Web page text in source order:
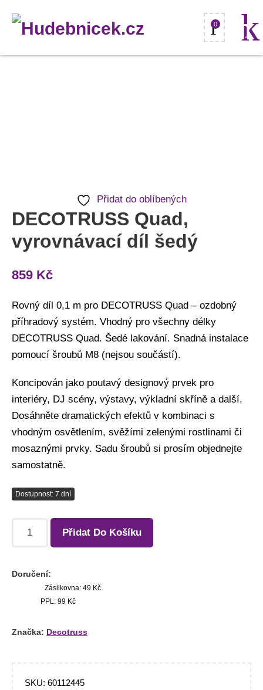
0
Přidat do oblíbených
DECOTRUSS Quad,
vyrovnávací díl šedý
859 Kč
Rovný díl 0,1 m pro DECOTRUSS Quad – ozdobný
příhradový systém. Vhodný pro všechny délky
DECOTRUSS Quad. Šedé lakování. Snadná instalace
pomoucí šroubů M8 (nejsou součástí).
Koncipován jako poutavý designový prvek pro
interiéry, DJ scény, výstavy, výkladní skříně a další.
Dosáhněte dramatických efektů v kombinaci s
vhodným osvětlením, svěžími zelenými rostlinami či
mosaznými prvky. Sadu šroubů si prosím objednejte
samostatně.
Dostupnost: 7 dní
Přidat Do Košíku
Doručení:
Zásilkovna: 49 Kč
PPL: 99 Kč
Značka: Decotruss
SKU: 60112445